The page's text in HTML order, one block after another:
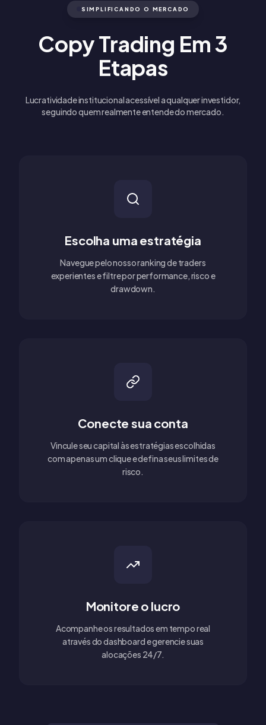
SIMPLIFICANDO O MERCADO
Copy Trading Em 3
Etapas
Lucratividade institucional acessível a qualquer investidor,
seguindo quem realmente entende do mercado.
Escolha uma estratégia
Navegue pelo nosso ranking de traders
experientes e filtre por performance, risco e
drawdown.
Conecte sua conta
Vincule seu capital às estratégias escolhidas
com apenas um clique e defina seus limites de
risco.
Monitore o lucro
Acompanhe os resultados em tempo real
através do dashboard e gerencie suas
alocações 24/7.